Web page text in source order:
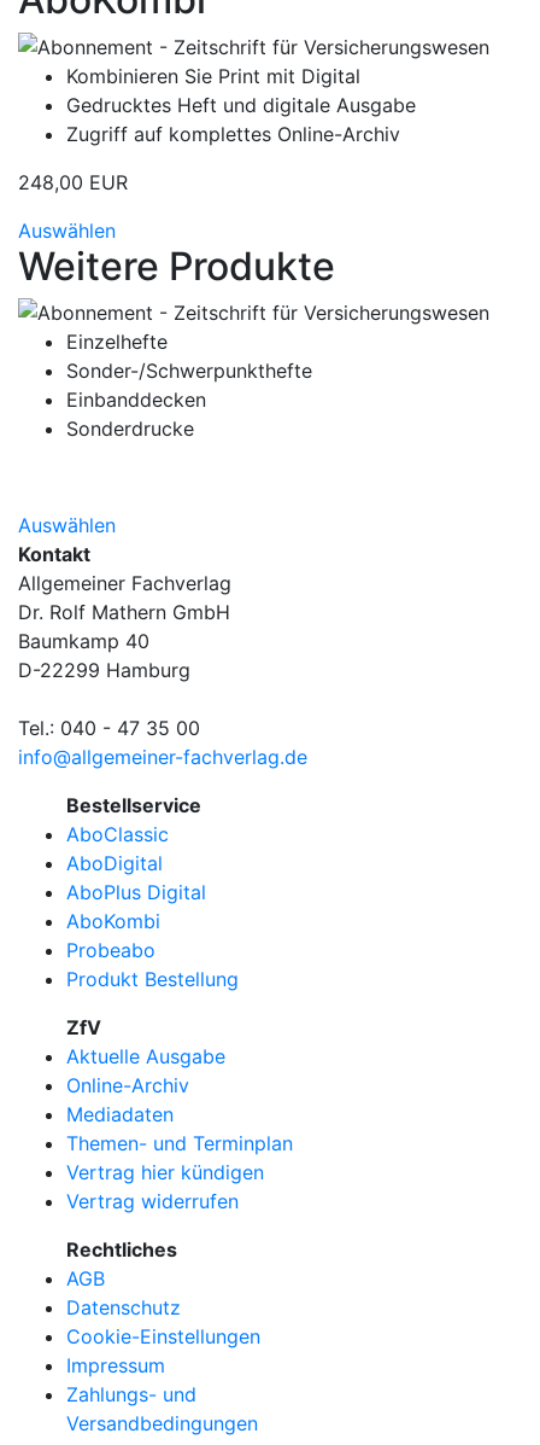
Kombinieren Sie Print mit Digital
Gedrucktes Heft und digitale Ausgabe
Zugriff auf komplettes Online-Archiv
248,00 EUR
Auswählen
Weitere Produkte
Einzelhefte
Sonder-/Schwerpunkthefte
Einbanddecken
Sonderdrucke
Auswählen
Kontakt
Allgemeiner Fachverlag
Dr. Rolf Mathern GmbH
Baumkamp 40
D-22299 Hamburg
Tel.: 040 - 47 35 00
info@allgemeiner-fachverlag.de
Bestellservice
AboClassic
AboDigital
AboPlus Digital
AboKombi
Probeabo
Produkt Bestellung
ZfV
Aktuelle Ausgabe
Online-Archiv
Mediadaten
Themen- und Terminplan
Vertrag hier kündigen
Vertrag widerrufen
Rechtliches
AGB
Datenschutz
Cookie-Einstellungen
Impressum
Zahlungs- und
Versandbedingungen